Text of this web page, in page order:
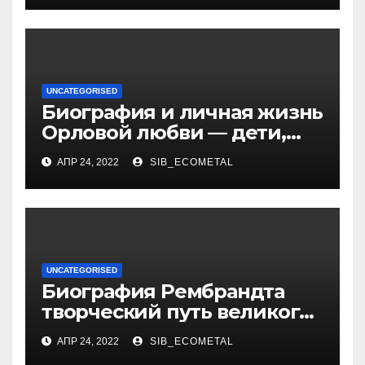
бизнесмена
UNCATEGORISED
Биография и личная жизнь
Орловой любви — дети,
достижения, семейные
радости
АПР 24, 2022 SIB_ECOMETAL
UNCATEGORISED
Биография Рембрандта
творческий путь великого
художника
АПР 24, 2022 SIB_ECOMETAL